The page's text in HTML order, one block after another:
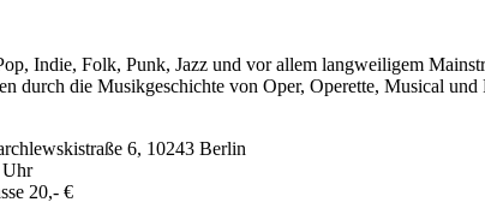
Indie, Folk, Punk, Jazz und vor allem langweiligem
durch die Musikgeschichte von Oper, Operette, Musical
6, 10243 Berlin
20,- €